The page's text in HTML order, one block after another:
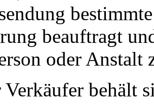
beauftragt
oder
Verkäufer behält